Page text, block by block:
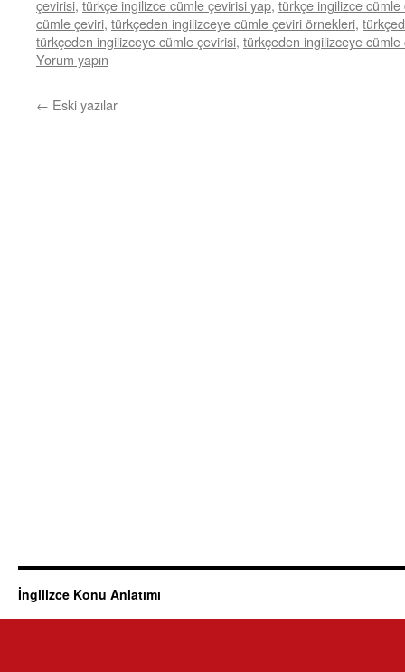
çevirisi, türkçe ingilizce cümle çevirisi yap, türkçe ingilizce
cümle çeviri, türkçeden ingilizceye cümle çeviri örnekleri,
türkçeden ingilizceye cümle çevirisi, türkçeden ingilizceye cümle
Yorum yapın
← Eski yazılar
İngilizce Konu Anlatımı